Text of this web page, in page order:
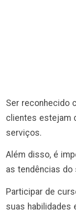
Ser reconhecido
clientes estejam
serviços.
Além disso, é
as tendências do
Participar de
suas habilidades